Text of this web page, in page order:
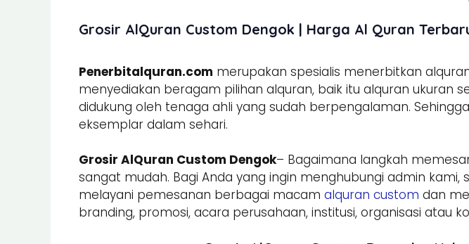
Grosir AlQuran Custom Dengok | Harga Al Quran
Penerbitalquran.com merupakan spesialis menerbitkan
menyediakan beragam pilihan alquran, baik itu alquran ukuran
didukung oleh tenaga ahli yang sudah berpengalaman.
eksemplar dalam sehari.
Grosir AlQuran Custom Dengok– Bagaimana langkah
sangat mudah. Bagi Anda yang ingin menghubungi admin kami,
melayani pemesanan berbagai macam alquran custom dan
branding, promosi, acara perusahaan, institusi, organisasi atau